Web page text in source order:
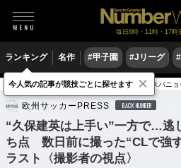
毎日6時・11時・17時
ランキング 名作 #甲子園 #Jリーグ
サッカー 海外サッカー リーガ・エスパニョ
欧州サッカーPRESS BACK NUMBER
“久保建英は上手い”一方で…逃
ち点 数日前に撮った“CLで強
ラスト〈撮影者の視点〉
今人気の記事が競技ごとに探せます ×